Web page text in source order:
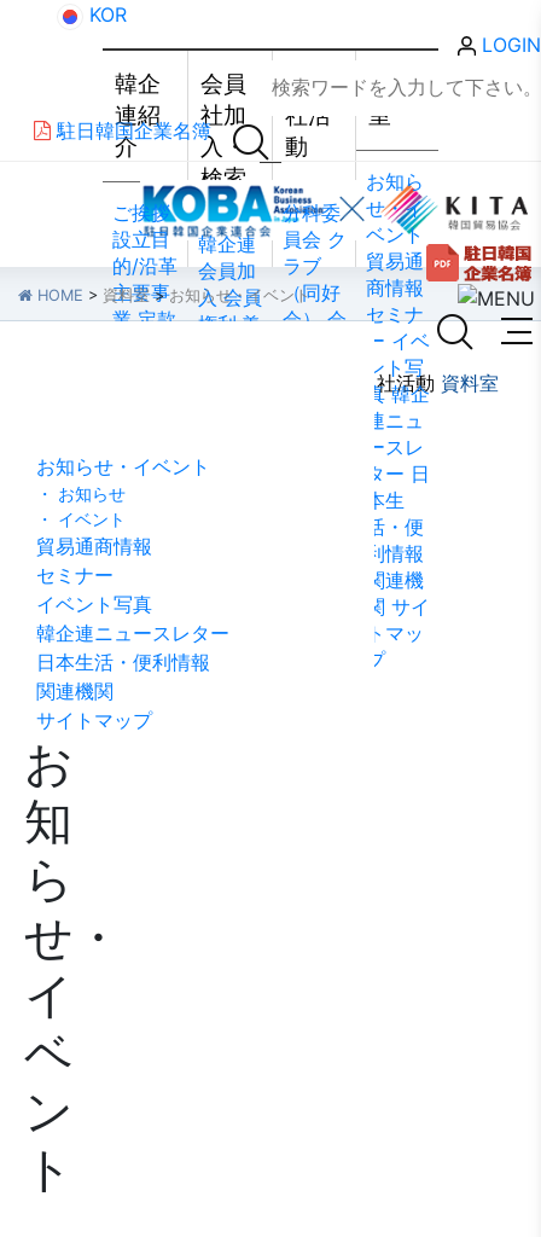
韓企
連紹
介
ご挨拶
設立目
的/沿革
主要事
業 定款
支部
ウ
ェブア
クセシ
ビリテ
会員
社加
入・
検索
韓企連
会員加
入 会員
権利·義
員社総
覧
会員
社活
動
分科委
員会 ク
ラブ
（同好
会） 会
資料
室
お知ら
せ・イ
ベント
貿易通
商情報
セミナ
ー イベ
ント写
真 韓企
連ニュ
ースレ
ター 日
本生
活・便
利情報
関連機
関 サイ
トマッ
プ
駐日韓国企業名簿
KOR
LOGIN
会員社活動 資料室
HOME > 資料室>お知らせ・イベント
お知らせ・イベント
・ お知らせ
・ イベント
貿易通商情報
セミナー
イベント写真
韓企連ニュースレター
日本生活・便利情報
関連機関
サイトマップ
お
知
ら
せ・
イ
ベ
ン
ト